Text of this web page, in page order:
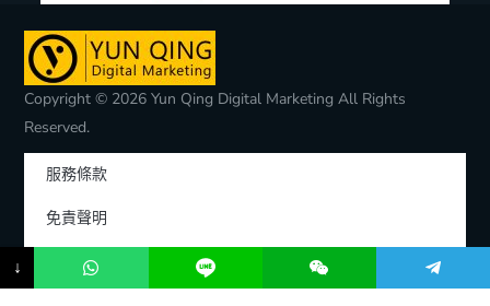
Copyright © 2026 Yun Qing Digital Marketing All Rights
Reserved.
服務條款
免責聲明
隱私權聲明
↓